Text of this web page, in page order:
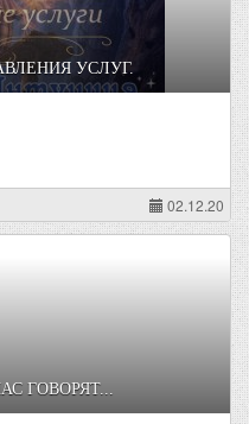
УСЛУГ.
02.12.20
ГОВОРЯТ...